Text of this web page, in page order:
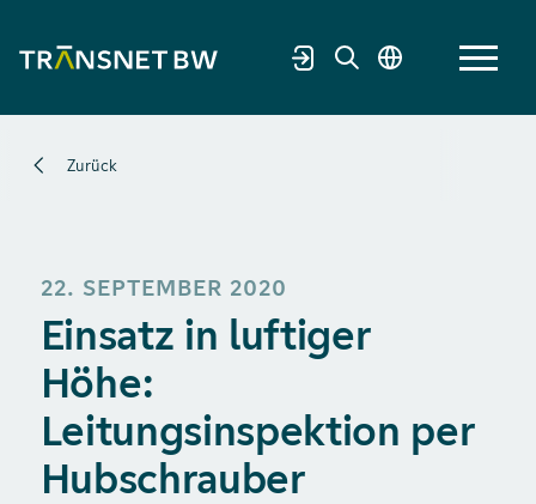
Zurück
22. SEPTEMBER 2020
Einsatz in luftiger
Höhe:
Leitungsinspektion per
Hubschrauber